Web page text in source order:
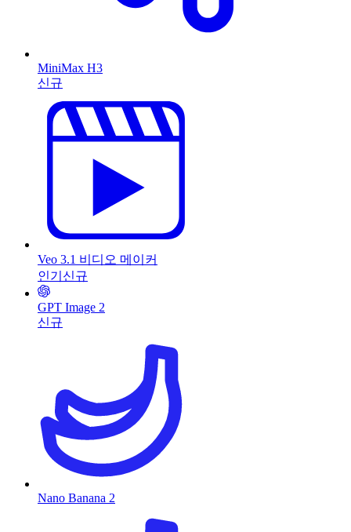
MiniMax H3
신규
Veo 3.1 비디오 메이커
인기 신규
GPT Image 2
신규
Nano Banana 2